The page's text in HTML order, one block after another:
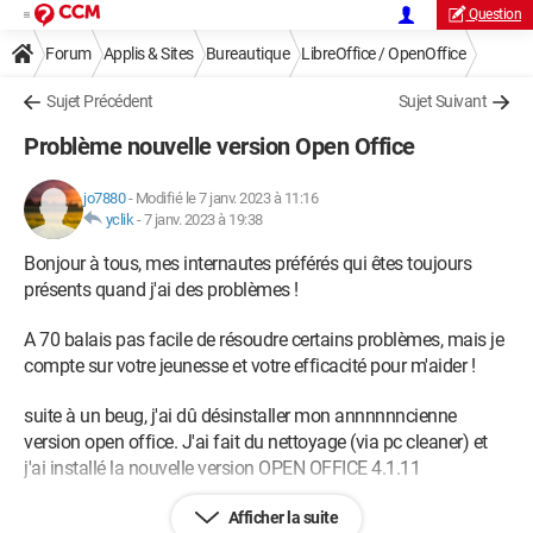
Question
Forum Applis & Sites Bureautique LibreOffice / OpenOffice
Sujet Précédent Sujet Suivant
Problème nouvelle version Open Office
jo7880- Modifié le 7 janv. 2023 à 11:16
yclik-7 janv. 2023 à 19:38
Bonjour à tous, mes internautes préférés qui êtes toujours
présents quand j'ai des problèmes !
A 70 balais pas facile de résoudre certains problèmes, mais je
compte sur votre jeunesse et votre efficacité pour m'aider !
suite à un beug, j'ai dû désinstaller mon annnnnncienne
version open office. J'ai fait du nettoyage (via pc cleaner) et
j'ai installé la nouvelle version OPEN OFFICE 4.1.11
OUPS ! mon tableau exel (qui est mon suivi bancaire) est
Afficher la suite